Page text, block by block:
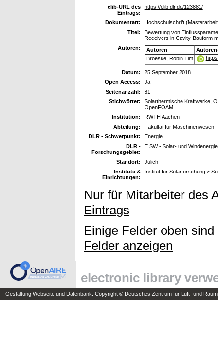
elib-URL des
Eintrags:
https://elib.dlr.de/123881/
Dokumentart:
Hochschulschrift
Titel:
Bewertung von
Receivers in Cavity-Bauform
Autoren:
Autoren
Broeske, Robin Tim
Datum:
25 September 2018
Open Access:
Ja
Seitenanzahl:
81
Stichwörter:
Solarthermische Kraftwerke,
OpenFOAM
Institution:
RWTH Aachen
Abteilung:
Fakultät für Maschinenwesen
DLR - Schwerpunkt:
Energie
DLR -
Forschungsgebiet:
E SW - Solar- und Windenergie
Standort:
Jülich
Institute &
Einrichtungen:
Institut für Solarforschung >
Nur für Mitarbeiter des
Eintrags
Einige Felder oben
Felder anzeigen
electronic library
Gestaltung Webseite und Datenbank: Copyright © Deutsches Zentrum für Luft- und